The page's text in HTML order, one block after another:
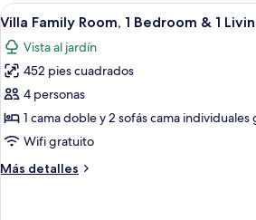
Abrir
todas
las
fotos
de
Villa
Family
1
8
Villa Family Room, 1 Bedroom & 1
Vista al jardín
452 pies cuadrados
4 personas
1 cama doble y 2 sofás cama individuales
Wifi gratuito
Más detalles
Más